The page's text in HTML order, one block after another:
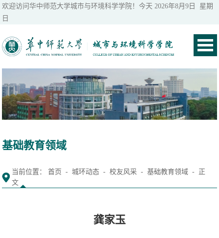
欢迎访问华中师范大学城市与环境科学学院！今天 2026年8月9日 星期
日
基础教育领域
当前位置：首页 -城环动态 -校友风采 -基础教育领域 - 正
文
龚家玉